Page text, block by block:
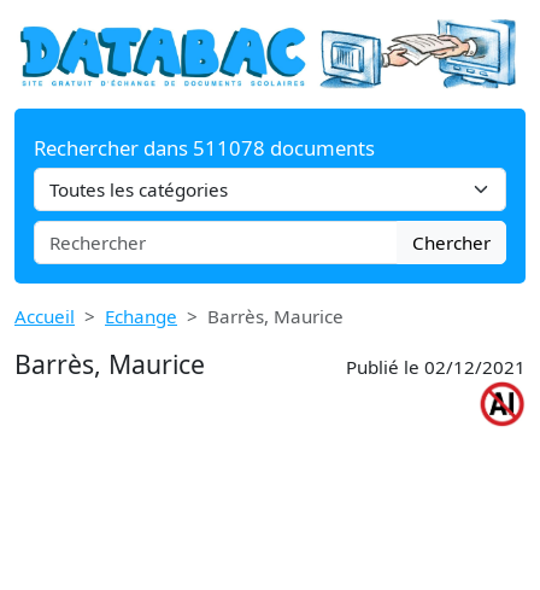
Rechercher dans 511078 documents
Chercher
Accueil Echange Barrès, Maurice
Barrès, Maurice Publié le 02/12/2021